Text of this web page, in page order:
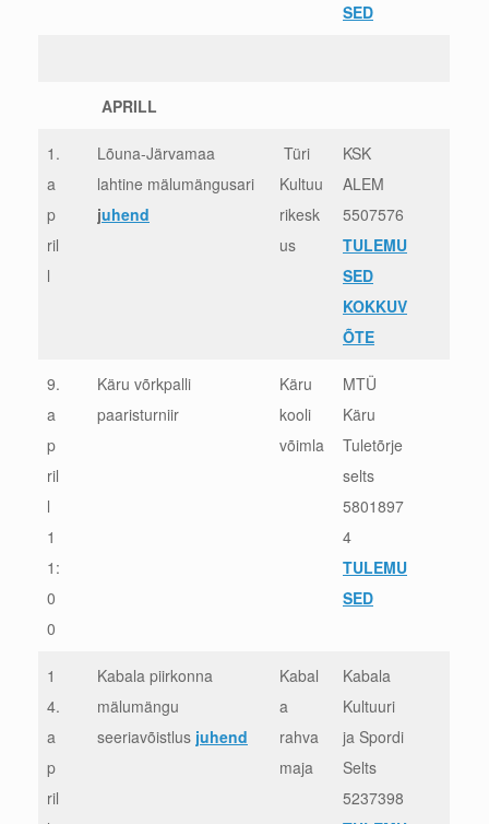
SED
APRILL
1.
a
p
ril
l
Lõuna-Järvamaa
lahtine mälumängusari
juhend
Türi
Kultuu
rikesk
us
KSK
ALEM
5507576
TULEMU
SED
KOKKUV
ÕTE
9.
a
p
ril
l
1
1:
0
0
Käru võrkpalli
paaristurniir
Käru
kooli
võimla
MTÜ
Käru
Tuletõrje
selts
5801897
4
TULEMU
SED
1
4.
a
p
ril
Kabala piirkonna
mälumängu
seeriavõistlus juhend
Kabal
a
rahva
maja
Kabala
Kultuuri
ja Spordi
Selts
5237398